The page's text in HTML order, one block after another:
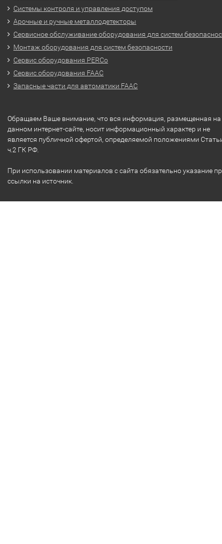
Системы контроля и управления доступом
Арочные и ручные металлодетекторы
Сервисное обслуживание оборудования для систем
Монтаж оборудования для систем безопасности
Сервис оборудования PERCo
Сервис оборудования FAAC
Запасные части для автоматики FAAC
Обращаем Ваше внимание, что вся информация, размещенная на
данном интернет-сайте, носит информационный характер и не
является публичной офертой, определяемой положениями
ч.2 ГК РФ.
При использовании материалов с сайта обязательно указание
ссылки на источник.